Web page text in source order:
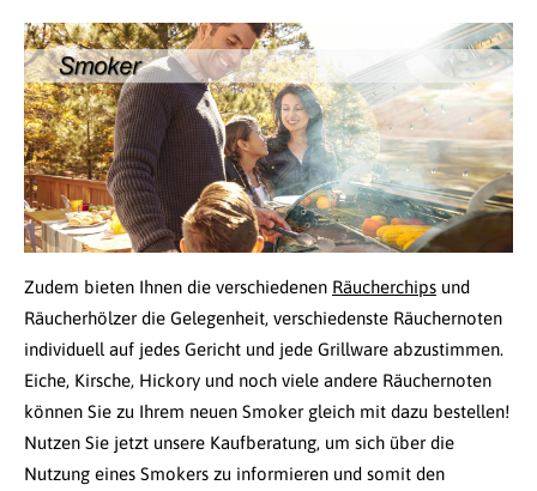
Zudem bieten Ihnen die verschiedenen Räucherchips und
Räucherhölzer die Gelegenheit, verschiedenste Räuchernoten
individuell auf jedes Gericht und jede Grillware abzustimmen.
Eiche, Kirsche, Hickory und noch viele andere Räuchernoten
können Sie zu Ihrem neuen Smoker gleich mit dazu bestellen!
Nutzen Sie jetzt unsere Kaufberatung, um sich über die
Nutzung eines Smokers zu informieren und somit den